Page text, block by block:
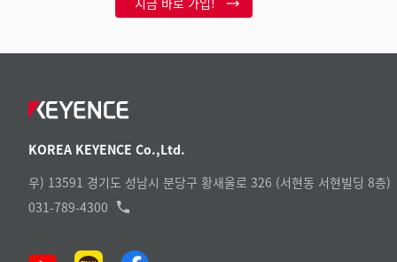
KOREA KEYENCE Co.,Ltd.
우) 13591 경기도 성남시 분당구 황새울로 326 (서현동 서현빌딩 8층)
031-789-4300